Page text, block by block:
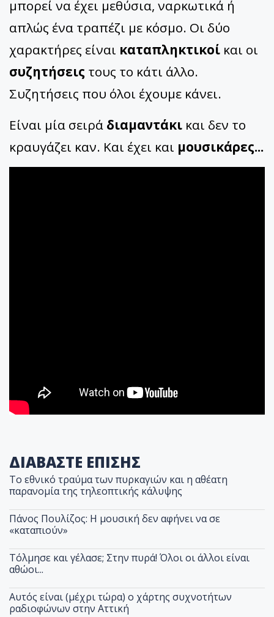
μπορεί να έχει μεθύσια, ναρκωτικά ή
απλώς ένα τραπέζι με κόσμο. Οι δύο
χαρακτήρες είναι καταπληκτικοί και οι
συζητήσεις τους το κάτι άλλο.
Συζητήσεις που όλοι έχουμε κάνει.
Είναι μία σειρά διαμαντάκι και δεν το
κραυγάζει καν. Και έχει και μουσικάρες...
ΔΙΑΒΑΣΤΕ ΕΠΙΣΗΣ
Το εθνικό τραύμα των πυρκαγιών και η αθέατη
παρανομία της τηλεοπτικής κάλυψης
Πάνος Πουλίζος: Η μουσική δεν αφήνει να σε
«καταπιούν»
Τόλμησε και γέλασε; Στην πυρά! Όλοι οι άλλοι είναι
αθώοι...
Αυτός είναι (μέχρι τώρα) ο χάρτης συχνοτήτων
ραδιοφώνων στην Αττική